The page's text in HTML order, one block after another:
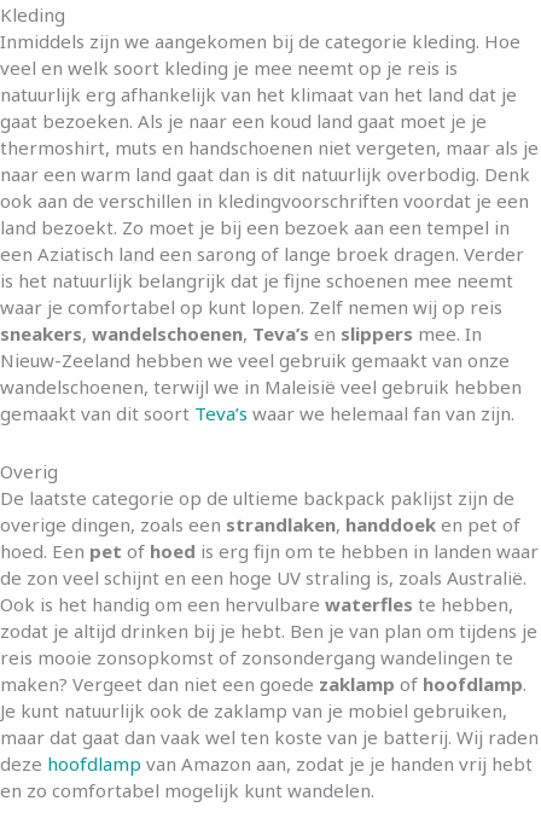
Kleding
Inmiddels zijn we aangekomen bij de categorie kleding. Hoe
veel en welk soort kleding je mee neemt op je reis is
natuurlijk erg afhankelijk van het klimaat van het land dat je
gaat bezoeken. Als je naar een koud land gaat moet je je
thermoshirt, muts en handschoenen niet vergeten, maar als je
naar een warm land gaat dan is dit natuurlijk overbodig. Denk
ook aan de verschillen in kledingvoorschriften voordat je een
land bezoekt. Zo moet je bij een bezoek aan een tempel in
een Aziatisch land een sarong of lange broek dragen. Verder
is het natuurlijk belangrijk dat je fijne schoenen mee neemt
waar je comfortabel op kunt lopen. Zelf nemen wij op reis
sneakers, wandelschoenen, Teva’s en slippers mee. In
Nieuw-Zeeland hebben we veel gebruik gemaakt van onze
wandelschoenen, terwijl we in Maleisië veel gebruik hebben
gemaakt van dit soort Teva’s waar we helemaal fan van zijn.
Overig
De laatste categorie op de ultieme backpack paklijst zijn de
overige dingen, zoals een strandlaken, handdoek en pet of
hoed. Een pet of hoed is erg fijn om te hebben in landen waar
de zon veel schijnt en een hoge UV straling is, zoals Australië.
Ook is het handig om een hervulbare waterfles te hebben,
zodat je altijd drinken bij je hebt. Ben je van plan om tijdens je
reis mooie zonsopkomst of zonsondergang wandelingen te
maken? Vergeet dan niet een goede zaklamp of hoofdlamp.
Je kunt natuurlijk ook de zaklamp van je mobiel gebruiken,
maar dat gaat dan vaak wel ten koste van je batterij. Wij raden
deze hoofdlamp van Amazon aan, zodat je je handen vrij hebt
en zo comfortabel mogelijk kunt wandelen.